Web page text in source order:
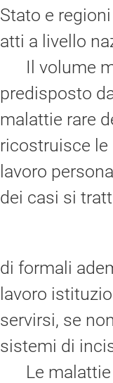
Stato e
atti a livello
Il volume
predisposto
malattie rare
ricostruisce le
lavoro
dei casi si
di formali
lavoro
servirsi, se
sistemi di
Le malattie